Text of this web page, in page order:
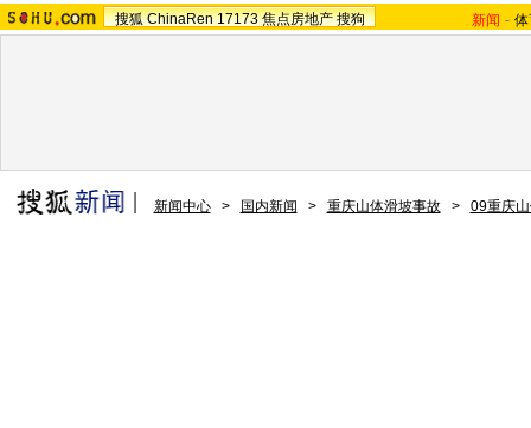
搜狐 ChinaRen 17173 焦点房地产 搜狗 新闻 -
新闻中心 > 国内新闻 > 重庆山体滑坡事故 > 09重庆